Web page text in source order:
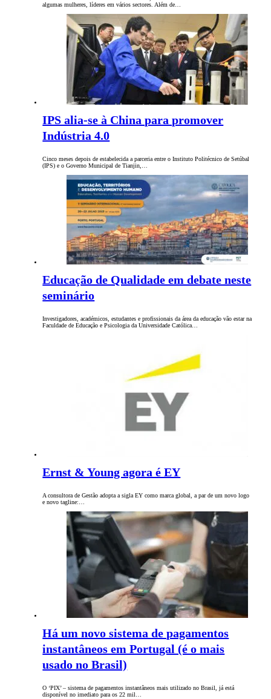
algumas mulheres, líderes em vários sectores. Além de…
IPS alia-se à China para promover
Indústria 4.0
Cinco meses depois de estabelecida a parceria entre o Instituto Politécnico de Setúbal
(IPS) e o Governo Municipal de Tianjin,…
Educação de Qualidade em debate neste
seminário
Investigadores, académicos, estudantes e profissionais da área da educação vão estar na
Faculdade de Educação e Psicologia da Universidade Católica…
Ernst & Young agora é EY
A consultora de Gestão adopta a sigla EY como marca global, a par de um novo logo
e novo tagline:…
Há um novo sistema de pagamentos
instantâneos em Portugal (é o mais
usado no Brasil)
O ‘PIX’ – sistema de pagamentos instantâneos mais utilizado no Brasil, já está
disponível no imediato para os 22 mil…